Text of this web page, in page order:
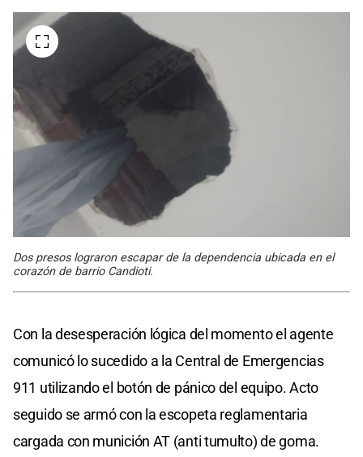
Dos presos lograron escapar de la dependencia ubicada en el
corazón de barrio Candioti.
Con la desesperación lógica del momento el agente
comunicó lo sucedido a la Central de Emergencias
911 utilizando el botón de pánico del equipo. Acto
seguido se armó con la escopeta reglamentaria
cargada con munición AT (anti tumulto) de goma.